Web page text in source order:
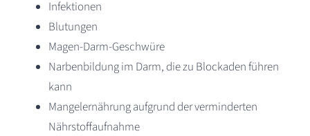
Infektionen
Blutungen
Magen-Darm-Geschwüre
Narbenbildung im Darm, die zu Blockaden führen
kann
Mangelernährung aufgrund der verminderten
Nährstoffaufnahme